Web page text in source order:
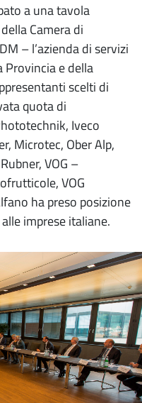
a una tavola
Camera di
– l’azienda di servizi
Provincia e della
scelti di
quota di
Iveco
Microtec, Ober Alp,
VOG –
VOG
ha preso posizione
imprese italiane.